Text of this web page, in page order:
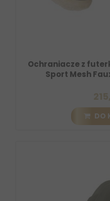
Ochraniacze z
Sport Mesh
DO